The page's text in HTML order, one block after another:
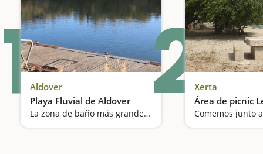
1Aldover
Playa Fluvial de Aldover
La zona de baño más grande del río Ebro2Xerta
Área de picnic